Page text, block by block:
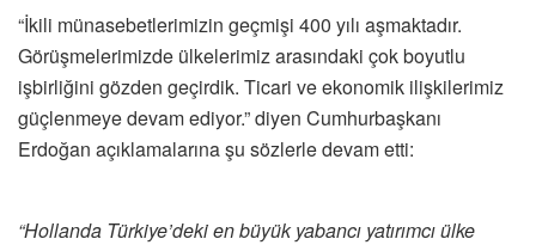
“İkili münasebetlerimizin geçmişi 400 yılı aşmaktadır.
Görüşmelerimizde ülkelerimiz arasındaki çok boyutlu
işbirliğini gözden geçirdik. Ticari ve ekonomik ilişkilerimiz
güçlenmeye devam ediyor.” diyen Cumhurbaşkanı
Erdoğan açıklamalarına şu sözlerle devam etti:
“Hollanda Türkiye’deki en büyük yabancı yatırımcı ülke